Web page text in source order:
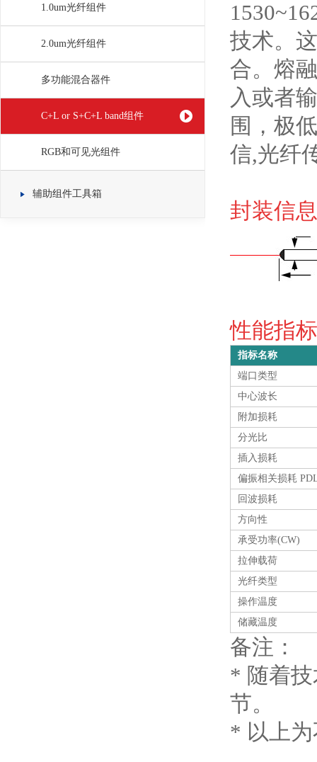
1.0um光纤组件
2.0um光纤组件
多功能混合器件
C+L or S+C+L band组件
RGB和可见光组件
辅助组件工具箱
技术。
合。熔
入或者
围，极
信,光纤
封装信
性能指
指标名称
端口类型
中心波长
附加损耗
分光比
插入损耗
偏振相关损耗
回波损耗
方向性
承受功率(CW)
拉伸载荷
光纤类型
操作温度
储藏温度
备注：
* 随着
节。
* 以上